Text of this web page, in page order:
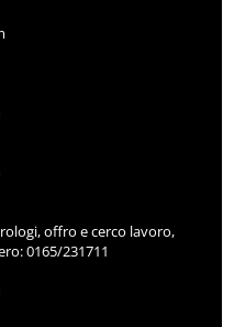
offro e cerco lavoro,
0165/231711